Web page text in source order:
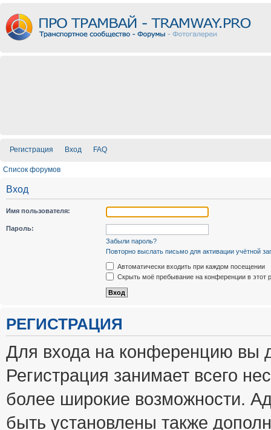
Регистрация Вход FAQ
Список форумов
Вход
Имя пользователя:
Пароль:
Забыли пароль?
Повторно выслать письмо для активации учётной
Автоматически входить при каждом посещении
Скрыть моё пребывание на конференции в этот
РЕГИСТРАЦИЯ
Для входа на конференцию вы
Регистрация занимает всего
более широкие возможности.
быть установлены также